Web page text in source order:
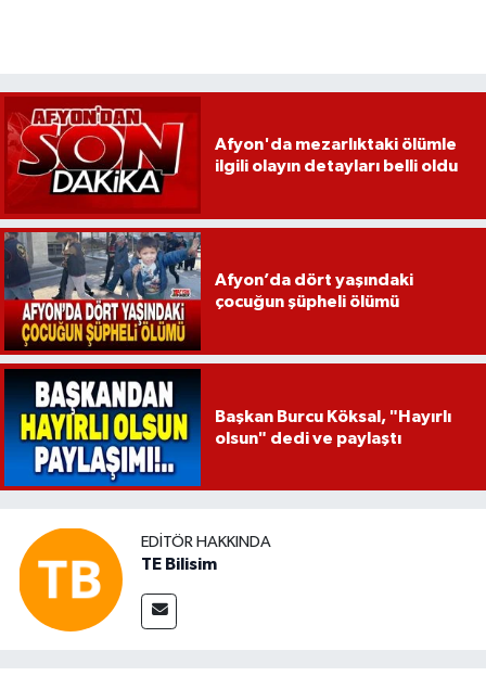
Afyon'da mezarlıktaki ölümle
ilgili olayın detayları belli oldu
Afyon’da dört yaşındaki
çocuğun şüpheli ölümü
Başkan Burcu Köksal, "Hayırlı
olsun" dedi ve paylaştı
EDITÖR HAKKINDA
TE Bilisim